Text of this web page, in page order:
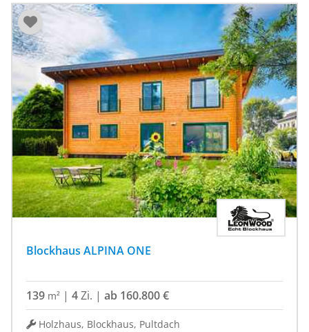
Blockhaus ALPINA ONE
139 m² | 4Zi. | ab 160.800 €
Holzhaus, Blockhaus, Pultdach